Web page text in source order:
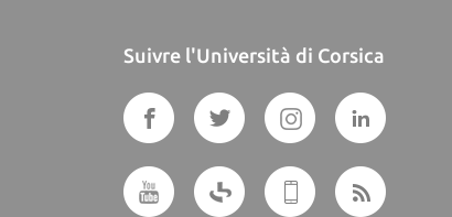
Suivre l'Università di Corsica